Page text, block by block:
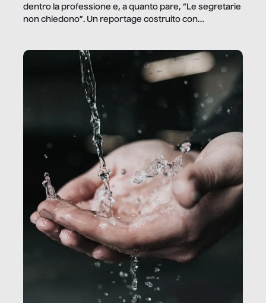
dentro la professione e, a quanto pare, “Le segretarie
non chiedono”. Un reportage costruito con